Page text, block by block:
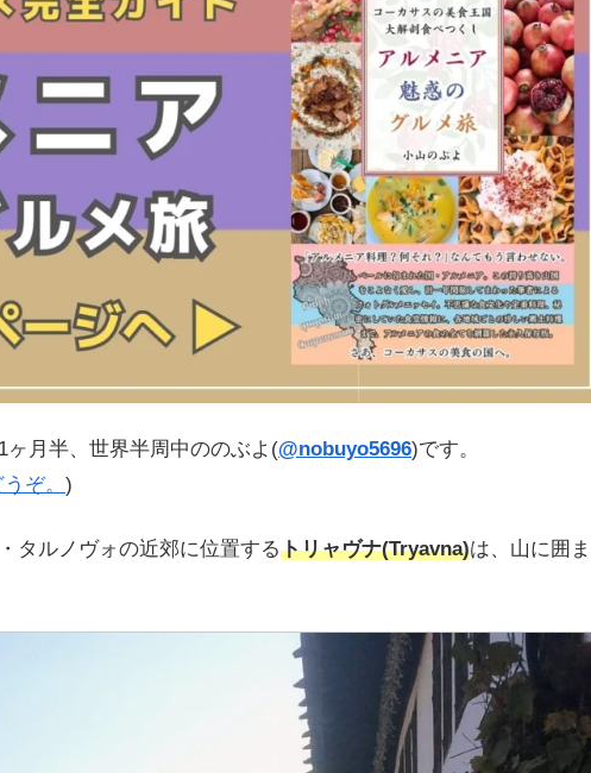
月半、世界半周中ののぶよ(@nobuyo5696)です。
ぞ。 )
タルノヴォの近郊に位置するトリャヴナ(Tryavna)は、山に囲ま